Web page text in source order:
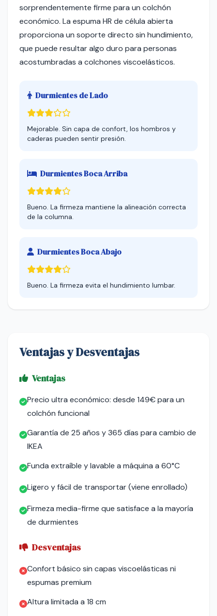
sorprendentemente firme para un colchón
económico. La espuma HR de célula abierta
proporciona un soporte directo sin hundimiento,
que puede resultar algo duro para personas
acostumbradas a colchones viscoelásticos.
Durmientes de Lado
Mejorable. Sin capa de confort, los hombros y
caderas pueden sentir presión.
Durmientes Boca Arriba
Bueno. La firmeza mantiene la alineación correcta
de la columna.
Durmientes Boca Abajo
Bueno. La firmeza evita el hundimiento lumbar.
Ventajas y Desventajas
Ventajas
Precio ultra económico: desde 149€ para un
colchón funcional
Garantía de 25 años y 365 días para cambio de
IKEA
Funda extraíble y lavable a máquina a 60°C
Ligero y fácil de transportar (viene enrollado)
Firmeza media-firme que satisface a la mayoría
de durmientes
Desventajas
Confort básico sin capas viscoelásticas ni
espumas premium
Altura limitada a 18 cm